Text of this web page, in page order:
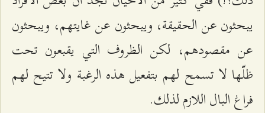
يبحثون عن الحقيقة، ويبحثون عن غايتهم، ويبحثون
عن مقصودهم، لكن الظروف التي يقبعون تحت
ظلّها لا تسمح لهم بتفعيل هذه الرغبة ولا تتيح لهم
فراغ البال اللازم لذلك.